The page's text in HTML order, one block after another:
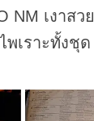
NM เงาสว
พเราะทั้งชุ